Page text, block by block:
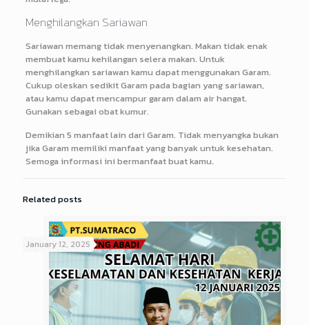
Menghilangkan Sariawan
Sariawan memang tidak menyenangkan. Makan tidak enak
membuat kamu kehilangan selera makan. Untuk
menghilangkan sariawan kamu dapat menggunakan Garam.
Cukup oleskan sedikit Garam pada bagian yang sariawan,
atau kamu dapat mencampur garam dalam air hangat.
Gunakan sebagai obat kumur.
Demikian 5 manfaat lain dari Garam. Tidak menyangka bukan
jika Garam memiliki manfaat yang banyak untuk kesehatan.
Semoga informasi ini bermanfaat buat kamu.
Related posts
January 12, 2025